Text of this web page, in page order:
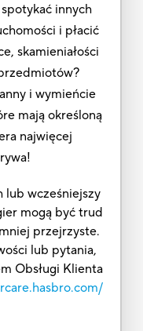
innych
i płacić
skamieniałości
i wymieńcie
mają określoną
najwięcej
lub wcześniejszy
mogą być trud
przejrzyste.
lub pytania,
Obsługi Klienta